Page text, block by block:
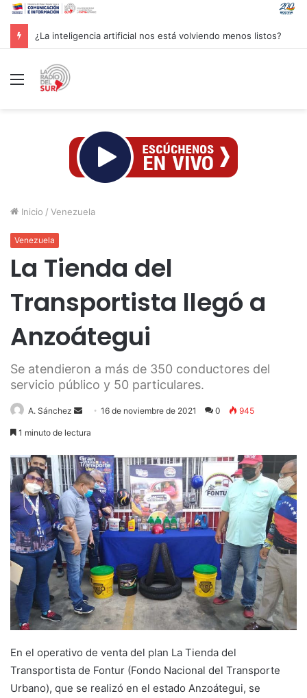
Groenlandia lanza una fuerte advertencia a empresa petrolera vinculada a Trump
Menú
Inicio / Venezuela
Venezuela
La Tienda del
Transportista llegó a
Anzoátegui
Se atendieron a más de 350 conductores del
servicio público y 50 particulares.
A. Sánchez
Send16 de noviembre de 2021 0 945
1 minuto de lectura
En el operativo de venta del plan La Tienda del
Transportista de Fontur (Fondo Nacional del Transporte
Urbano), que se realizó en el estado Anzoátegui, se